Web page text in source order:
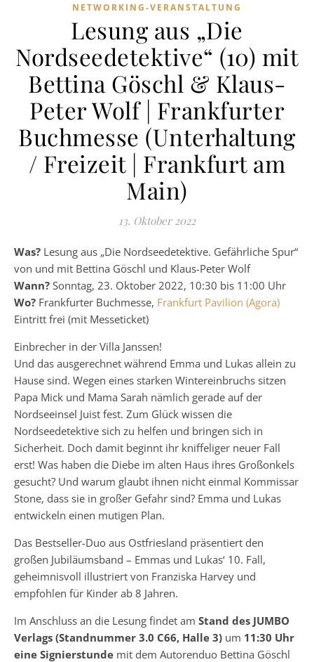
NETWORKING-VERANSTALTUNG
Lesung aus „Die
Nordseedetektive“ (10) mit
Bettina Göschl & Klaus-
Peter Wolf | Frankfurter
Buchmesse (Unterhaltung
/ Freizeit | Frankfurt am
Main)
13. Oktober 2022
Was? Lesung aus „Die Nordseedetektive. Gefährliche Spur“
von und mit Bettina Göschl und Klaus-Peter Wolf
Wann? Sonntag, 23. Oktober 2022, 10:30 bis 11:00 Uhr
Wo? Frankfurter Buchmesse, Frankfurt Pavilion (Agora)
Eintritt frei (mit Messeticket)
Einbrecher in der Villa Janssen!
Und das ausgerechnet während Emma und Lukas allein zu
Hause sind. Wegen eines starken Wintereinbruchs sitzen
Papa Mick und Mama Sarah nämlich gerade auf der
Nordseeinsel Juist fest. Zum Glück wissen die
Nordseedetektive sich zu helfen und bringen sich in
Sicherheit. Doch damit beginnt ihr kniffeliger neuer Fall
erst! Was haben die Diebe im alten Haus ihres Großonkels
gesucht? Und warum glaubt ihnen nicht einmal Kommissar
Stone, dass sie in großer Gefahr sind? Emma und Lukas
entwickeln einen mutigen Plan.
Das Bestseller-Duo aus Ostfriesland präsentiert den
großen Jubiläumsband – Emmas und Lukas‘ 10. Fall,
geheimnisvoll illustriert von Franziska Harvey und
empfohlen für Kinder ab 8 Jahren.
Im Anschluss an die Lesung findet am Stand des JUMBO
Verlags (Standnummer 3.0 C66, Halle 3) um 11:30 Uhr
eine Signierstunde mit dem Autorenduo Bettina Göschl